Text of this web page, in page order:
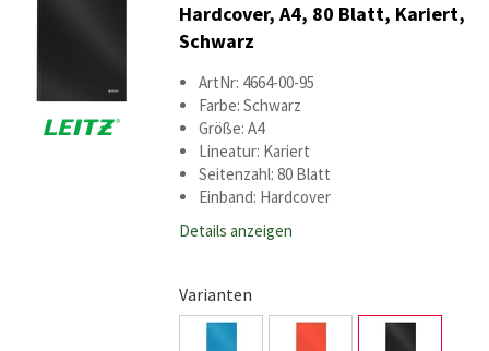
Hardcover, A4, 80 Blatt, Kariert,
Schwarz
ArtNr: 4664-00-95
Farbe: Schwarz
Größe: A4
Lineatur: Kariert
Seitenzahl: 80 Blatt
Einband: Hardcover
Details anzeigen
Varianten